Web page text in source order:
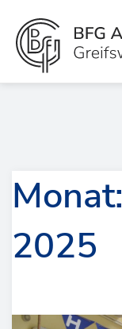
Inhalt
springen
2025